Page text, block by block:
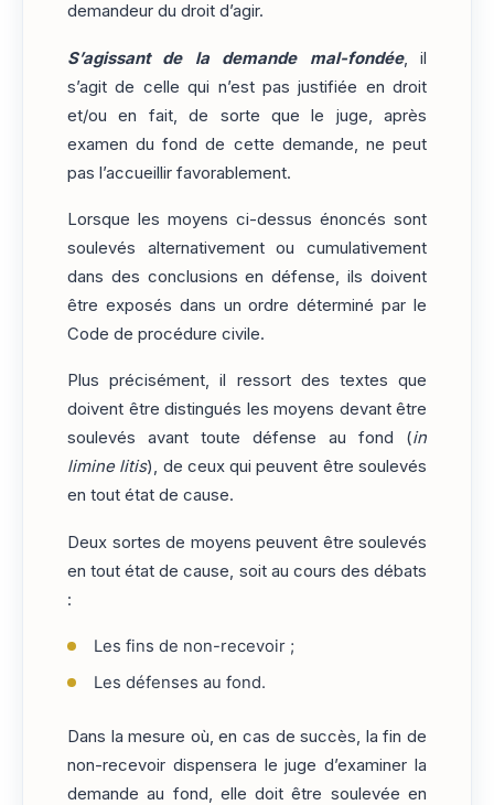
demandeur du droit d’agir.
S’agissant de la demande mal-fondée, il
s’agit de celle qui n’est pas justifiée en droit
et/ou en fait, de sorte que le juge, après
examen du fond de cette demande, ne peut
pas l’accueillir favorablement.
Lorsque les moyens ci-dessus énoncés sont
soulevés alternativement ou cumulativement
dans des conclusions en défense, ils doivent
être exposés dans un ordre déterminé par le
Code de procédure civile.
Plus précisément, il ressort des textes que
doivent être distingués les moyens devant être
soulevés avant toute défense au fond (in
limine litis), de ceux qui peuvent être soulevés
en tout état de cause.
Deux sortes de moyens peuvent être soulevés
en tout état de cause, soit au cours des débats
:
Les fins de non-recevoir ;
Les défenses au fond.
Dans la mesure où, en cas de succès, la fin de
non-recevoir dispensera le juge d’examiner la
demande au fond, elle doit être soulevée en